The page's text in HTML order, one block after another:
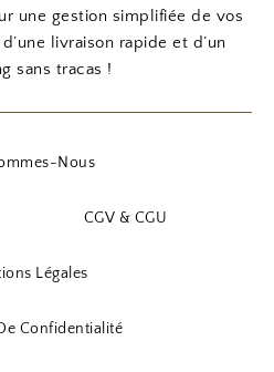
une gestion simplifiée de vos
livraison rapide et d’un
sans tracas !
Nous
CGV & CGU
Légales
Confidentialité